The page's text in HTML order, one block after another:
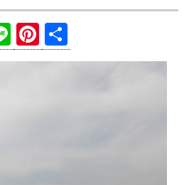
Li
n
Pi
nt 有